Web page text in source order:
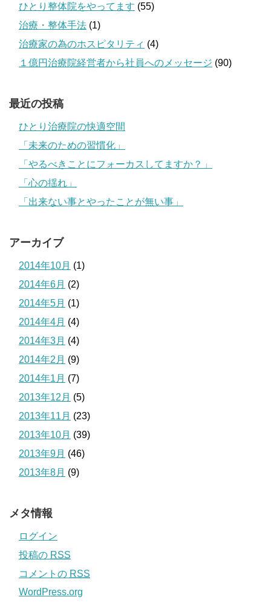
ひとり整体院をやってます (55)
治療・整体手法 (1)
治療家の為のホスピタリティ (4)
１億円治療院経営者から社員へのメッセージ (90)
最近の投稿
ひとり治療院の快適空間
「未来のための習慣化」
「やるべきことにフォーカスしてますか？」
「心の揺れ」
「出来ない事とやったことが無い事」
アーカイブ
2014年10月 (1)
2014年6月 (2)
2014年5月 (1)
2014年4月 (4)
2014年3月 (4)
2014年2月 (9)
2014年1月 (7)
2013年12月 (5)
2013年11月 (23)
2013年10月 (39)
2013年9月 (46)
2013年8月 (9)
メタ情報
ログイン
投稿の RSS
コメントの RSS
WordPress.org